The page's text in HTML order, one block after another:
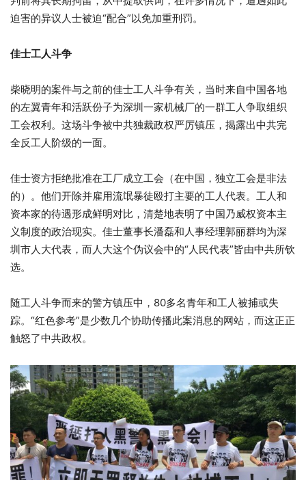
迫害的异议人士被迫“配合”以免加重刑罚。
佳士工人斗争
柴晓明的案件与之前的佳士工人斗争有关，当时来自中国各地
的左翼青年和活跃份子为深圳一家机械厂的一群工人争取组织
工会权利。这场斗争被中共独裁政权严厉镇压，揭露出中共完
全反工人阶级的一面。
佳士资方拒绝批准在工厂成立工会（在中国，独立工会是非法
的）。他们开除并雇用流氓暴徒殴打主要的工人代表。工人和
资本家的待遇形成鲜明对比，清楚地表明了中国乃威权资本主
义制度的政治现实。佳士董事长潘磊和人事经理郭丽群均为深
圳市人大代表，而人大这个伪议会中的“人民代表”皆由中共所钦
选。
随工人斗争而来的警方镇压中，80多名青年和工人被捕或失
踪。“红色参考”是少数几个协助传播此案消息的网站，而这正正
触怒了中共政权。